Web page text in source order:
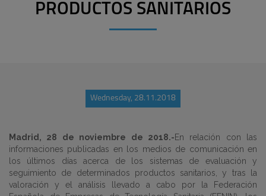
PRODUCTOS SANITARIOS
Wednesday, 28.11.2018
Madrid, 28 de noviembre de 2018.-En relación con las
informaciones publicadas en los medios de comunicación en
los últimos días acerca de los sistemas de evaluación y
seguimiento de determinados productos sanitarios, y tras la
valoración y el análisis llevado a cabo por la Federación